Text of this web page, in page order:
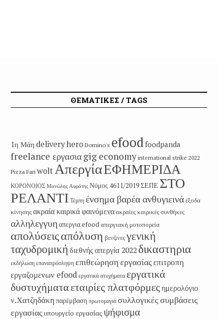
ΘΕΜΑΤΙΚΕΣ / TAGS
1η Μάη delivery hero Domino's efoodfoodpanda
freelance εργασιαgig economy international strike 2022
Pizza Fan woltΑπεργίαΕΦΗΜΕΡΙΔΑ
ΚΟΡΟΝΟΙΟΣ Μανώλης Αφράτης Νόμος 4611/2019ΣΕΠΕ ΣΤΟ
ΡΕΛΑΝΤΙ Τέμπη ένσημα βαρέα ανθυγιεινάέξοδα
κίνησηςακραία καιρικά φαινόμεναακραίες καιρικές συνθήκες
αλληλεγγυη απεργια efoodαπεργιακή μοτοπορεία
απολύσειςαπόλυση βενζινεςγενική
ταχυδρομική διεθνής απεργία 2022 δικαστηρια
εκδήλωση επαναπρόσληψη επιθεώρηση εργασίαςεπιτροπη
εργαζομενων efood εργατικά ατυχήματα εργατικά
δυστυχήματαεταιρίες πλατφόρμες ημερολόγιο
ν.Χατζηδάκη παρέμβαση πρωτομαγιά συλλογικές συμβάσεις
εργασίαςυπουργείο εργασίαςψήφισμα